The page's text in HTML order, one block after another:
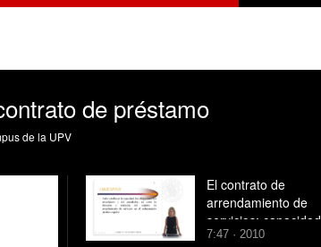
de préstamo
de la UPV
El contrato de
arrendamiento de
servicios: capacidad,
obligaciones del
7:47 · 2010